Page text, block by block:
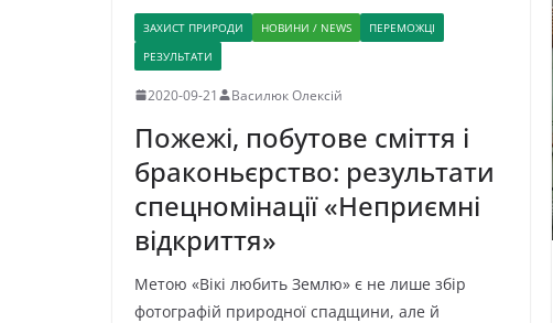
ЗАХИСТ ПРИРОДИ НОВИНИ / NEWS
ПЕРЕМОЖЦІ
РЕЗУЛЬТАТИ
2020-09-21 Василюк Олексій
Пожежі, побутове сміття і
браконьєрство: результати
спецномінації «Неприємні
відкриття»
Метою «Вікі любить Землю» є не лише збір
фотографій природної спадщини, але й